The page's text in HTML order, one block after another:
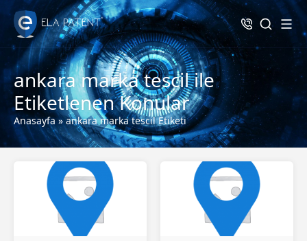
ankara marka tescil ile
Etiketlenen Konular
Anasayfa»ankara marka tescil Etiketi